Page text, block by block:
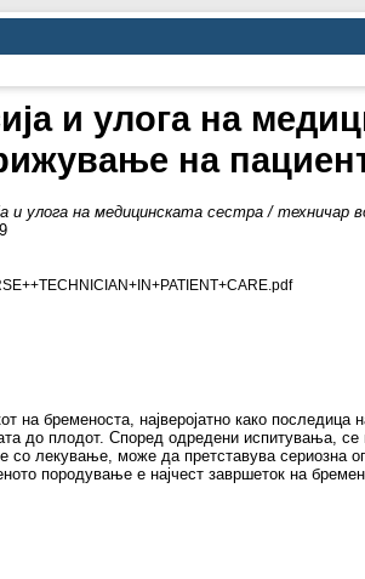
и улога на
на
и улога на медицинската сестра / техничар
на бременоста, најверојатно како
до плодот. Според одредени испитувања, се
со лекување, може да претставува сериозна
породување е најчест завршеток на